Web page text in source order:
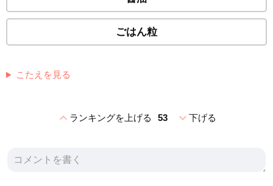
ごはん粒
こたえを見る
expand_lessランキングを上げる 53 expand_more下げる